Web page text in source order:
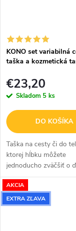
KONO set variabilná
taška a kozmetická
€23,20
Skladom 5 ks
DO KOŠÍKA
Taška na cesty či do
ktorej hĺbku môžete
jednoducho zväčšiť o
12 cm, staší odopnúť
Súčasťou balenia je
taštička na toaletné
sivo...
AKCIA
EXTRA ZĽAVA